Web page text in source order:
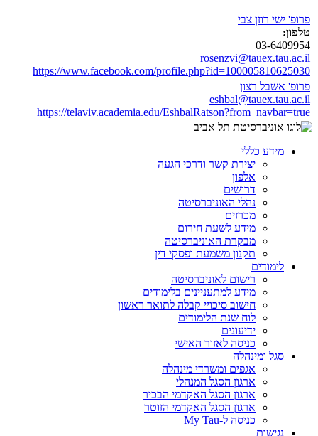
פרופ' ישי רוזן צבי
טלפון:
03-6409954
rosenzvi@tauex.tau.ac.il
https://www.facebook.com/profile.php?id=100005810625030
פרופ' אשבל רצון
eshbal@tauex.tau.ac.il
https://telaviv.academia.edu/EshbalRatson?from_navbar=true
מידע כללי
יצירת קשר ודרכי הגעה
אלפון
דרושים
נהלי האוניברסיטה
מכרזים
מידע לשעת חירום
מבקרת האוניברסיטה
תקנון משמעת ופסקי דין
לימודים
רישום לאוניברסיטה
מידע למתעניינים בלימודים
חישוב סיכויי קבלה לתואר ראשון
לוח שנת הלימודים
ידיעונים
כניסה לאזור האישי
סגל ומינהלה
אגפים ומשרדי מינהלה
ארגון הסגל המנהלי
ארגון הסגל האקדמי הבכיר
ארגון הסגל האקדמי הזוטר
כניסה ל-My Tau
נגישות